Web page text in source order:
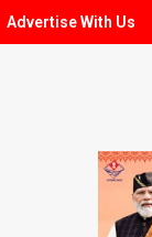
Advertise With Us